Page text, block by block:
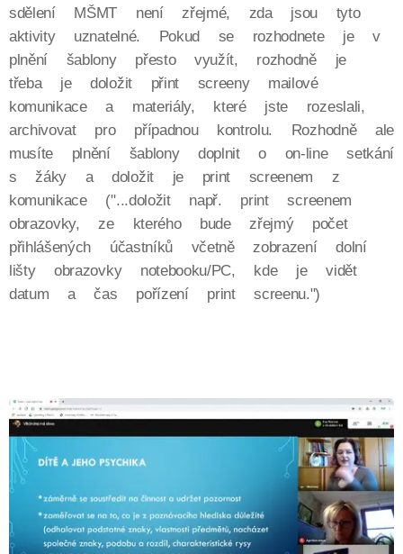
sdělení MŠMT není zřejmé, zda jsou tyto
aktivity uznatelné. Pokud se rozhodnete je v
plnění šablony přesto využít, rozhodně je
třeba je doložit přint screeny mailové
komunikace a materiály, které jste rozeslali,
archivovat pro případnou kontrolu. Rozhodně ale
musíte plnění šablony doplnit o on-line setkání
s žáky a doložit je print screenem z
komunikace ("...doložit např. print screenem
obrazovky, ze kterého bude zřejmý počet
přihlášených účastníků včetně zobrazení dolní
lišty obrazovky notebooku/PC, kde je vidět
datum a čas pořízení print screenu.")